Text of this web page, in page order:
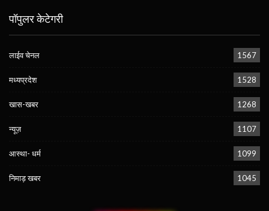
पॉपुलर केटेगरी
लाईव चेनल 1567
मध्यप्रदेश 1528
खास-खबर 1268
न्यूज़ 1107
आस्था- धर्म 1099
निमाड़ खबर 1045